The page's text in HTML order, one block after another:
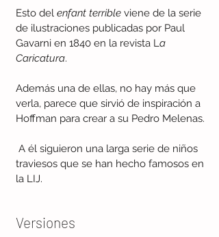
Esto del enfant terrible viene de la serie
de ilustraciones publicadas por Paul
Gavarni en 1840 en la revista La
Caricatura.
Además una de ellas, no hay más que
verla, parece que sirvió de inspiración a
Hoffman para crear a su Pedro Melenas.
traviesos que se han hecho famosos en
la LIJ.
Versiones